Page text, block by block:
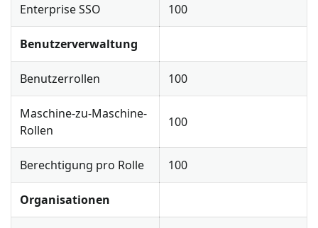
Enterprise SSO 100
Benutzerverwaltung
Benutzerrollen 100
Maschine-zu-Maschine-
Rollen
100
Berechtigung pro Rolle 100
Organisationen